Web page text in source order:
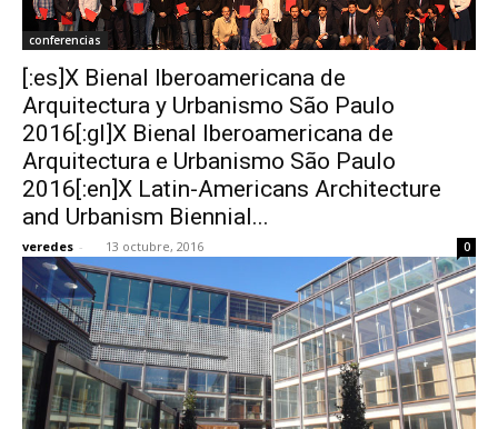
conferencias
[:es]X Bienal Iberoamericana de
Arquitectura y Urbanismo São Paulo
2016[:gl]X Bienal Iberoamericana de
Arquitectura e Urbanismo São Paulo
2016[:en]X Latin-Americans Architecture
and Urbanism Biennial...
veredes - 13 octubre, 2016 0